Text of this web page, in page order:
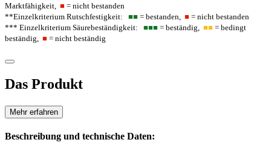
Marktfähigkeit, ■ = nicht bestanden
**Einzelkriterium Rutschfestigkeit: ■■ = bestanden, ■ = nicht bestanden
*** Einzelkriterium Säurebeständigkeit: ■■■ = beständig, ■■ = bedingt
beständig, ■ = nicht beständig
Das Produkt
Mehr erfahren
Beschreibung und technische Daten: